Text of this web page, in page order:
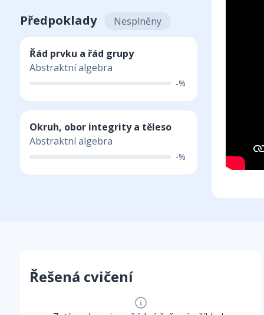
Předpoklady Nesplněny
Řád prvku a řád grupy
Abstraktní algebra
-%
Okruh, obor integrity a těleso
Abstraktní algebra
-%
Řešená cvičení